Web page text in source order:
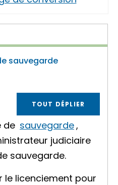
sauvegarde
TOUT DÉPLIER
de sauvegarde,
judiciaire
sauvegarde.
le licenciement pour